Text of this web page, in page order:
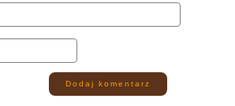
Dodaj komentarz